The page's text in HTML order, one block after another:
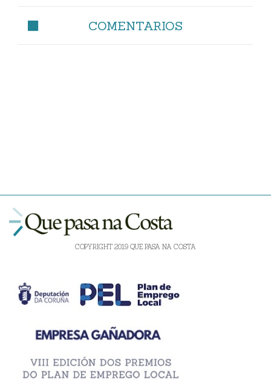
COMENTARIOS
COPYRIGHT 2019 QUE PASA NA COSTA